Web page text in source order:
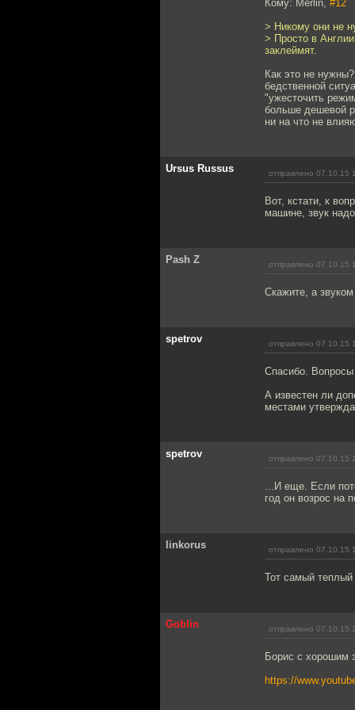
Кому: Merlin, #12
> Никому они не
> Просто в
заклеймят.
Как это не
бедственной
"ужесточить
больше дешевой
ни на что не
Ursus Russus отправлено 07.10.15
Вот, кстати, к
машине, звук
Pash Z отправлено 07.10.15
Скажите, а звуком
spetrov отправлено 07.10.15
Спасибо. Вопросы
А известен ли
местами
spetrov отправлено 07.10.15
...И еще. Если
год он возрос на
linkorus отправлено 07.10.15
Тот самый
Goblin отправлено 07.10.15
Борис с хорошим
https://